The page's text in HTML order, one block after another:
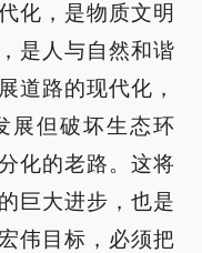
化，是物质文明
是人与自然和谐
道路的现代化，
展但破坏生态环
化的老路。这将
巨大进步，也是
伟目标，必须把